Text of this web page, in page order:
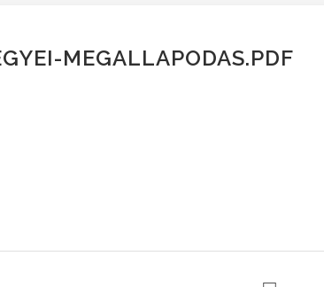
MEGALLAPODAS.PDF